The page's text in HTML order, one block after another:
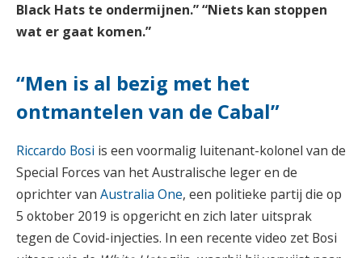
Black Hats te ondermijnen.” “Niets kan stoppen
wat er gaat komen.”
“Men is al bezig met het
ontmantelen van de Cabal”
Riccardo Bosi is een voormalig luitenant-kolonel van de
Special Forces van het Australische leger en de
oprichter van Australia One, een politieke partij die op
5 oktober 2019 is opgericht en zich later uitsprak
tegen de Covid-injecties. In een recente video zet Bosi